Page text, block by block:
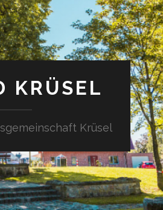
KRÜSEL
Krüsel